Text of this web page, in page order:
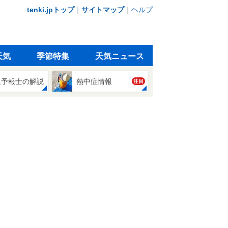
tenki.jpトップ｜ サイトマップ｜ ヘルプ
気 季節特集 天気ニュース
報士の解説 熱中症情報 注目